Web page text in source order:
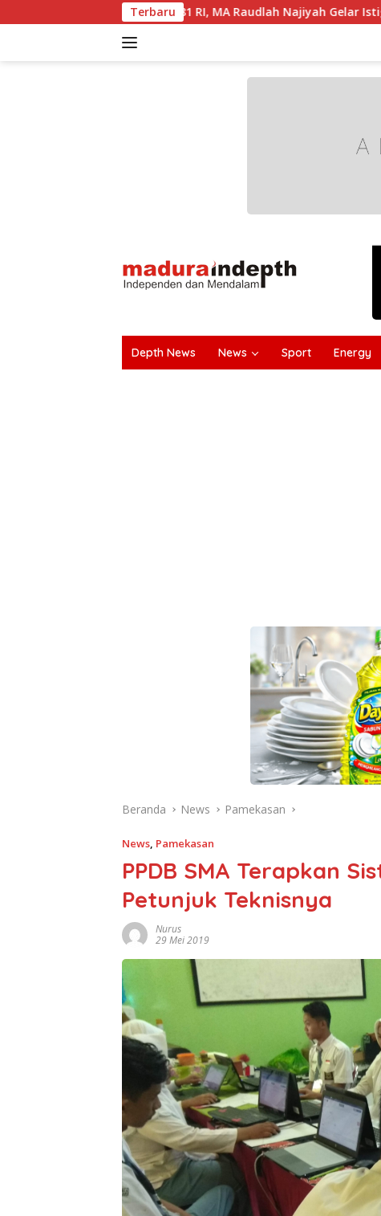
ke
Terbaru
ke-81 RI, MA Raudlah Najiyah Gelar Istighotsah dan Kobarkan
Depth News News Sport Energy
Beranda News Pamekasan
News, Pamekasan
PPDB SMA Terapkan
Petunjuk Teknisnya
Nurus
29 Mei 2019